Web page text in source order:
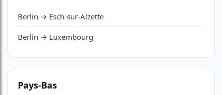
Berlin → Esch-sur-Alzette
Berlin → Luxembourg
Pays-Bas